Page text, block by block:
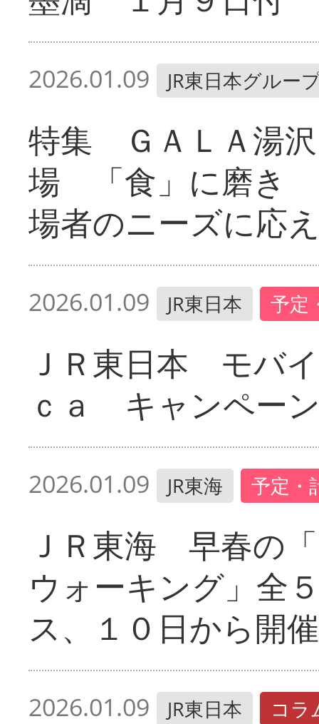
2026.01.09 JR東日本グルー
特集 ＧＡＬＡ湯
場 「食」に磨き
場者のニーズに応
2026.01.09 JR東日本 予定
ＪＲ東日本 モバ
ｃａ キャンペー
2026.01.09 JR東海 予定・
ＪＲ東海 早春の
ウォーキング」全
ス、１０日から開催
2026.01.09 JR東日本 コラ